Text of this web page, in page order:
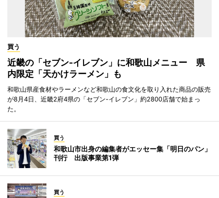
買う
近畿の「セブン-イレブン」に和歌山メニュー 県
内限定「天かけラーメン」も
和歌山県産食材やラーメンなど和歌山の食文化を取り入れた商品の販売
が8月4日、近畿2府4県の「セブン-イレブン」約2800店舗で始まっ
た。
買う
和歌山市出身の編集者がエッセー集「明日のパン」
刊行 出版事業第1弾
買う